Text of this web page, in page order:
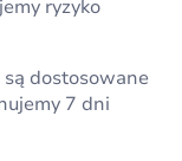
ryzyko
dostosowane
7 dni